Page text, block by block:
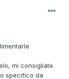
mi consigliate
specifico da